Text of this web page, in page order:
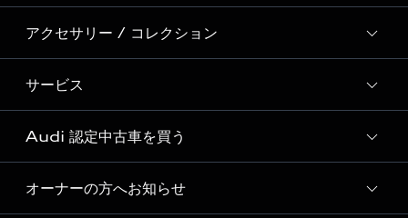
Audi Sport
Formula 1®
デジタルサービス
新車在庫検索
試乗車・展示車検索
見積り依頼
試乗予約
モデル一覧
特別仕様モデル / 限定モデル
e-tronラインアップ
価格シミュレーション
車両比較
アクセサリー / コレクション
純正アクセサリー
オンラインショップ
Audi collection
アウディナビアプリ
サービス
サービス入庫予約
サービスプログラム
Audi 認定中古車を買う
Audi認定中古車
オーナーの方へお知らせ